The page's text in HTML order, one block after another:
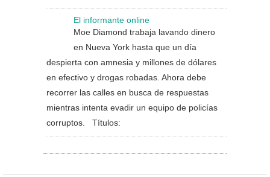
El informante online
Moe Diamond trabaja lavando dinero
en Nueva York hasta que un día
despierta con amnesia y millones de dólares
en efectivo y drogas robadas. Ahora debe
recorrer las calles en busca de respuestas
mientras intenta evadir un equipo de policías
corruptos. Títulos: